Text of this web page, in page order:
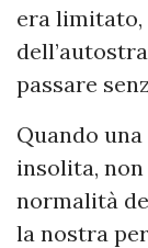
era limitato,
passare
Quando
insolita,
normalità
la nostra